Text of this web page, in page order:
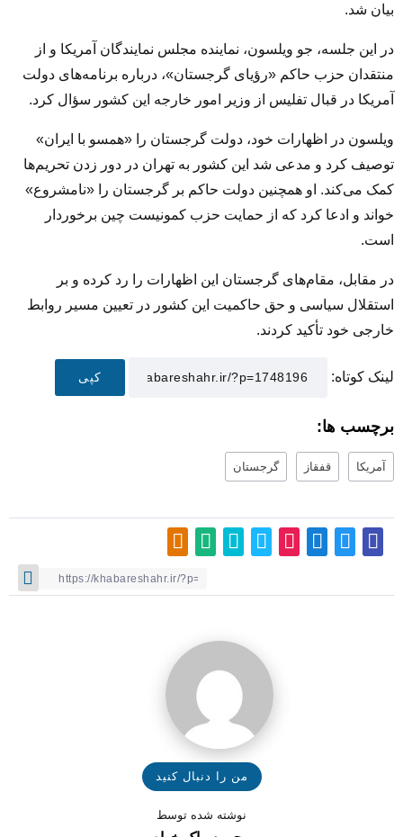
بیان شد.
در این جلسه، جو ویلسون، نماینده مجلس نمایندگان آمریکا و از
منتقدان حزب حاکم «رؤیای گرجستان»، درباره برنامه‌های دولت
آمریکا در قبال تفلیس از وزیر امور خارجه این کشور سؤال کرد.
ویلسون در اظهارات خود، دولت گرجستان را «همسو با ایران»
توصیف کرد و مدعی شد این کشور به تهران در دور زدن تحریم‌ها
کمک می‌کند. او همچنین دولت حاکم بر گرجستان را «نامشروع»
خواند و ادعا کرد که از حمایت حزب کمونیست چین برخوردار
است.
در مقابل، مقام‌های گرجستان این اظهارات را رد کرده و بر
استقلال سیاسی و حق حاکمیت این کشور در تعیین مسیر روابط
خارجی خود تأکید کردند.
لینک کوتاه: کپی
برچسب ها:
آمریکا قفقاز گرجستان
من را دنبال کنید
نوشته شده توسط